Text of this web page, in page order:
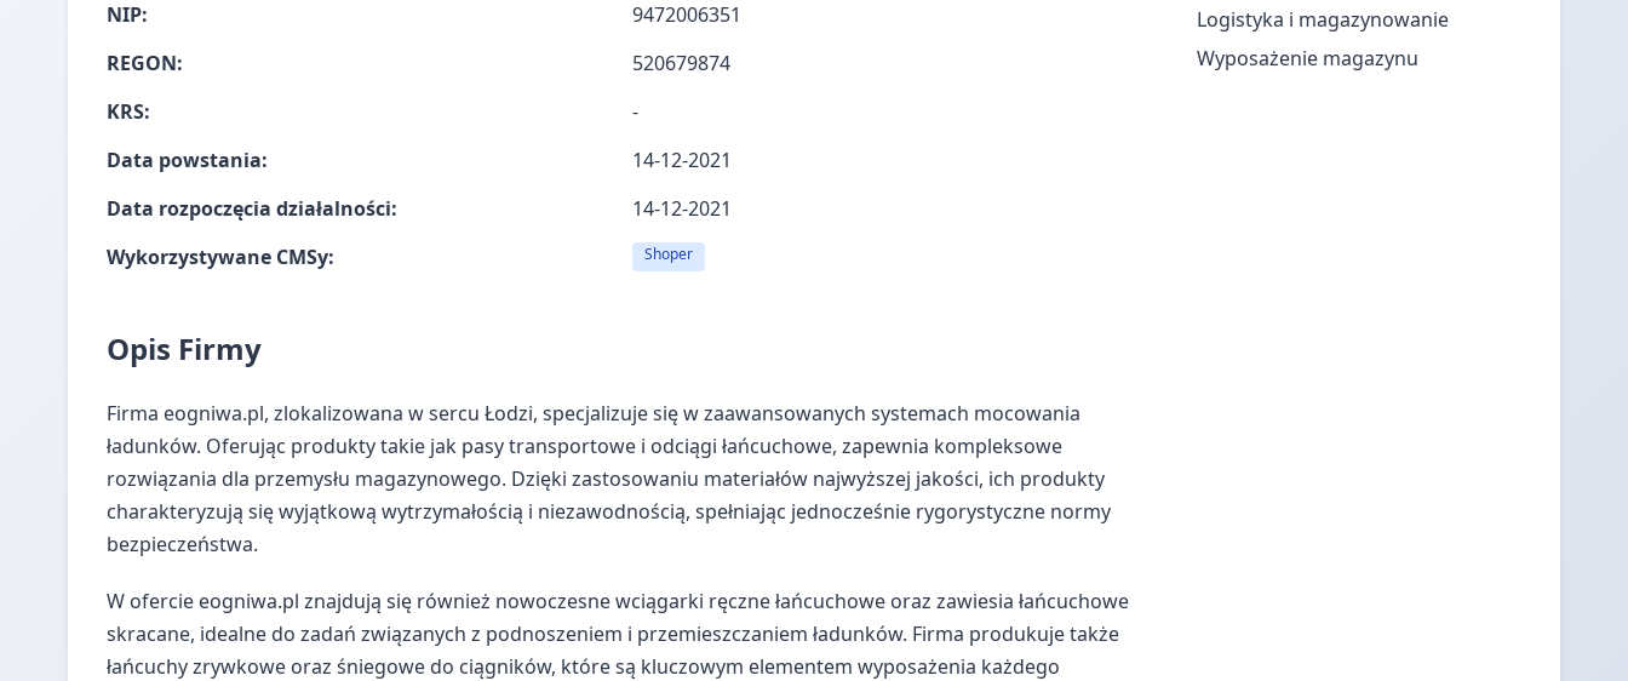
Logistyka i magazynowanie
Wyposażenie magazynu
NIP:
9472006351
REGON:
520679874
KRS:
-
Data powstania:
14-12-2021
Data rozpoczęcia działalności:
14-12-2021
Wykorzystywane CMSy:
Shoper
Opis Firmy
Firma eogniwa.pl, zlokalizowana w sercu Łodzi, specjalizuje się w zaawansowanych systemach mocowania
ładunków. Oferując produkty takie jak pasy transportowe i odciągi łańcuchowe, zapewnia kompleksowe
rozwiązania dla przemysłu magazynowego. Dzięki zastosowaniu materiałów najwyższej jakości, ich produkty
charakteryzują się wyjątkową wytrzymałością i niezawodnością, spełniając jednocześnie rygorystyczne normy
bezpieczeństwa.
W ofercie eogniwa.pl znajdują się również nowoczesne wciągarki ręczne łańcuchowe oraz zawiesia łańcuchowe
skracane, idealne do zadań związanych z podnoszeniem i przemieszczaniem ładunków. Firma produkuje także
łańcuchy zrywkowe oraz śniegowe do ciągników, które są kluczowym elementem wyposażenia każdego